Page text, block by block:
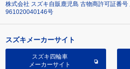
株式会社 スズキ自販鹿児島 古物商許可証番
961020040146号
スズキメーカーサイト
スズキ四輪車
メーカーサイト